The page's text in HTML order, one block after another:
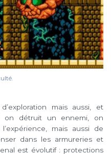
mais aussi, et
on détruit un ennemi, on
mais aussi de
dans les armureries et
est évolutif : protections